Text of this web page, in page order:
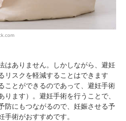
はありません。しかしながら、避妊
リスクを軽減することはできます
ことができるのであって、避妊手術
ます）。避妊手術を行うことで、
防にもつながるので、妊娠させる予
手術がおすすめです。